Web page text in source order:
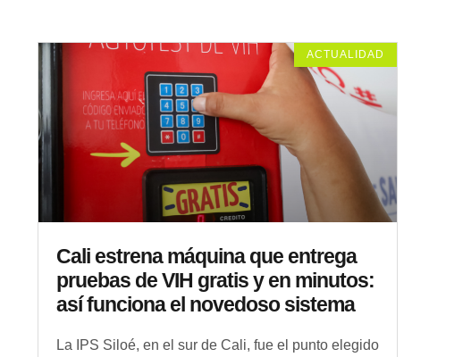
ACTUALIDAD
Cali estrena máquina que entrega
pruebas de VIH gratis y en minutos:
así funciona el novedoso sistema
La IPS Siloé, en el sur de Cali, fue el punto elegido